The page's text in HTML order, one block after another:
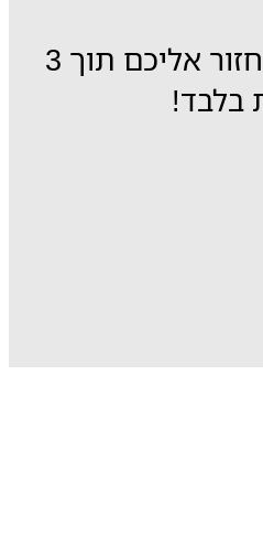
מילאו פרטים ונחזור אליכם תוך 3
בלבד!